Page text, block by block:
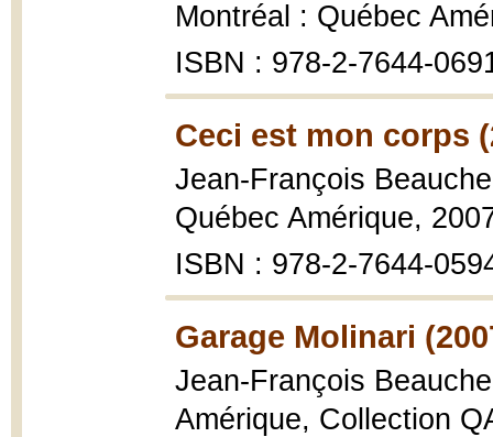
Montréal : Québec
ISBN : 978-2-7644-
Ceci est mon corps
Jean-François
Québec Amérique,
ISBN : 978-2-7644-
Garage Molinari
Jean-François
Amérique, Collection